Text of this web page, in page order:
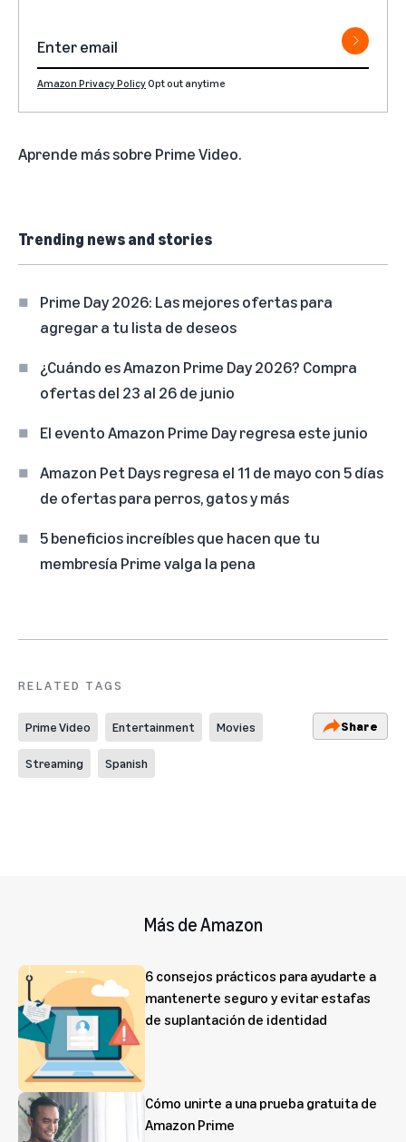
Amazon Privacy PolicyOpt out anytime
Aprende más sobre Prime Video.
Trending news and stories
Prime Day 2026: Las mejores ofertas para
agregar a tu lista de deseos
¿Cuándo es Amazon Prime Day 2026? Compra
ofertas del 23 al 26 de junio
El evento Amazon Prime Day regresa este junio
Amazon Pet Days regresa el 11 de mayo con 5 días
de ofertas para perros, gatos y más
5 beneficios increíbles que hacen que tu
membresía Prime valga la pena
RELATED TAGS
Prime Video Entertainment Movies
Streaming Spanish
Share
Más de Amazon
6 consejos prácticos para ayudarte a
mantenerte seguro y evitar estafas
de suplantación de identidad
Cómo unirte a una prueba gratuita de
Amazon Prime